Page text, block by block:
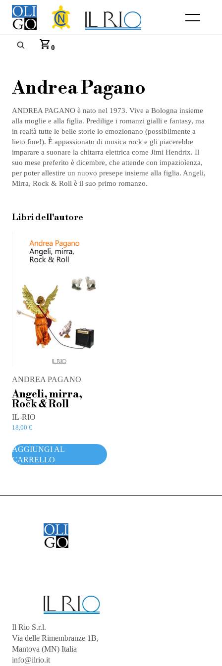
Menu
0
Andrea Pagano
ANDREA PAGANO è nato nel 1973. Vive a Bologna insieme
alla moglie e alla figlia. Predilige i romanzi gialli e fantasy, ma
in realtà tutte le belle storie lo emozionano (possibilmente a
lieto fine!). È appassionato di musica rock e gli piacerebbe
imparare a suonare la chitarra elettrica come Jimi Hendrix. Il
suo mese preferito è dicembre, che attende con impazioìenza,
per poter allestire un nuovo presepe insieme alla figlia. Angeli,
Mirra, Rock & Roll è il suo primo romanzo.
Libri dell'autore
ANDREA PAGANO
Angeli, mirra,
Rock & Roll
IL-RIO
18,00 €
AGGIUNGI AL
CARRELLO
Il Rio S.r.l.
Via delle Rimembranze 1B,
Mantova (MN) Italia
info@ilrio.it